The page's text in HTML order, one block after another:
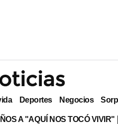
Deportes Negocios
A "AQUÍ NOS TOCÓ VIVIR"